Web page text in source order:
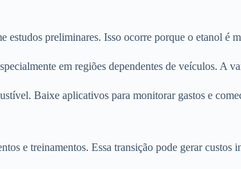
preliminares. Isso ocorre porque o etanol é
em regiões dependentes de veículos. A
Baixe aplicativos para monitorar gastos e
e treinamentos. Essa transição pode gerar custos